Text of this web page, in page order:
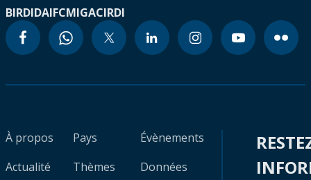
BIRDIDAIFCMIGACIRDI
À propos
Actualité
Pays
Thèmes
Évènements
Données